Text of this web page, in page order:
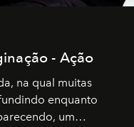
- Ação
na qual muitas
enquanto
um